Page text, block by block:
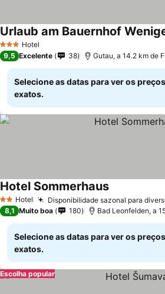
3 EstrelasHotel
9,5 Excelente 38 Gutau, a 14.2 km de
Selecione as datas para ver os preços
exatos.
2 Estrelas
Hotel Disponibilidade sazonal para
Hotel Sommerhaus
8,1 Muito boa 180 Bad Leonfelden, a
Selecione as datas para ver os preços
exatos.
Escolha popular